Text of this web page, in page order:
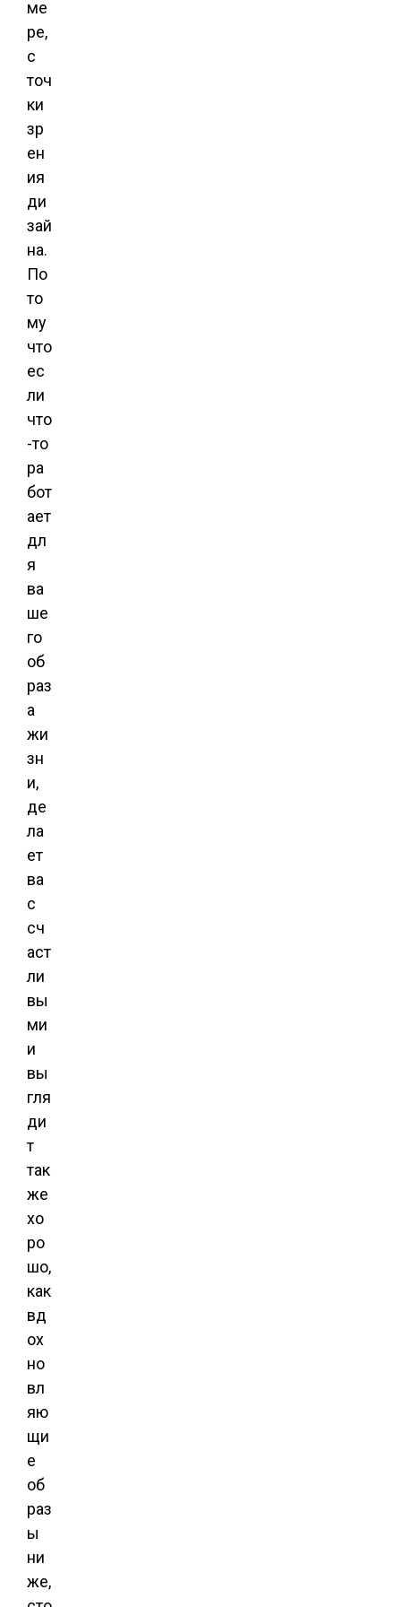
ме
ре,
с
точ
ки
зр
ен
ия
ди
зай
на.
По
то
му
что
ес
ли
что
-то
ра
бот
ает
дл
я
ва
ше
го
об
раз
а
жи
зн
и,
де
ла
ет
ва
с
сч
аст
ли
вы
ми
и
вы
гля
ди
т
так
же
хо
ро
шо,
как
вд
ох
но
вл
яю
щи
е
об
раз
ы
ни
же,